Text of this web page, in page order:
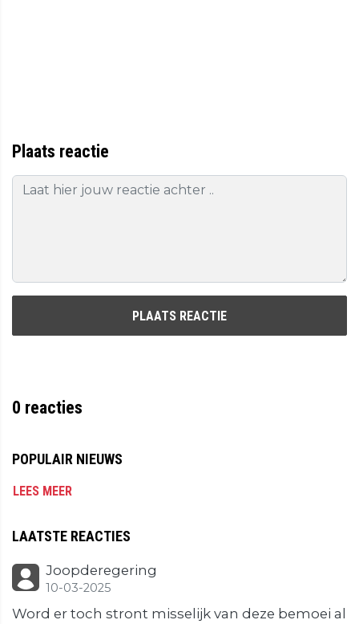
Plaats reactie
PLAATS REACTIE
0 reacties
POPULAIR NIEUWS
LEES MEER
LAATSTE REACTIES
Joopderegering
10-03-2025
Word er toch stront misselijk van deze bemoei al